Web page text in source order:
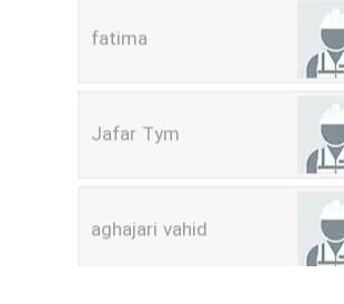
Jafar Tym
aghajari vahid
Poubakhtiari